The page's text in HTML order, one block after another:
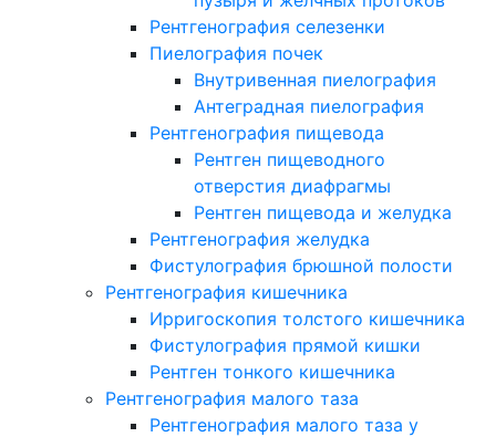
Рентгенография селезенки
Пиелография почек
Внутривенная пиелография
Антеградная пиелография
Рентгенография пищевода
Рентген пищеводного
отверстия диафрагмы
Рентген пищевода и желудка
Рентгенография желудка
Фистулография брюшной полости
Рентгенография кишечника
Ирригоскопия толстого кишечника
Фистулография прямой кишки
Рентген тонкого кишечника
Рентгенография малого таза
Рентгенография малого таза у